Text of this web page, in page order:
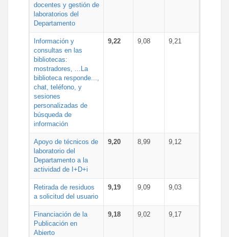
docentes y gestión de
laboratorios del
Departamento
Información y
consultas en las
bibliotecas:
mostradores, ...La
biblioteca responde...,
chat, teléfono, y
sesiones
personalizadas de
búsqueda de
información
9,22 9,08 9,21
Apoyo de técnicos de
laboratorio del
Departamento a la
actividad de I+D+i
9,20 8,99 9,12
Retirada de residuos
a solicitud del usuario
9,19 9,09 9,03
Financiación de la
Publicación en
Abierto
9,18 9,02 9,17